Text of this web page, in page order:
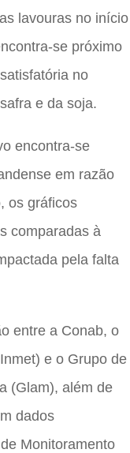
lavouras no início
se próximo
no
e da soja.
encontra-se
em razão
os gráficos
comparadas à
pela falta
entre a Conab, o
e o Grupo de
(Glam), além de
dados
Monitoramento